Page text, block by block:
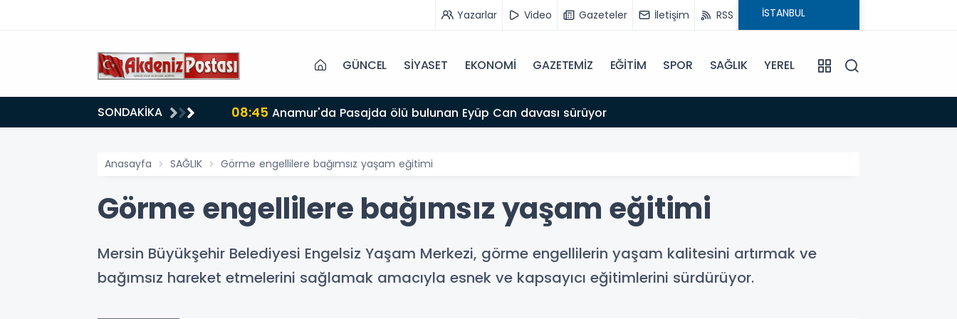
Yazarlar Video Gazeteler İletişim RSS
GÜNCEL SİYASET EKONOMİ GAZETEMİZ EĞİTİM SPOR SAĞLIK YEREL
SONDAKİKA 08:45 Anamur'da Pasajda ölü bulunan Eyüp Can davası sürüyor
Anasayfa SAĞLIK Görme engellilere bağımsız yaşam eğitimi
Görme engellilere bağımsız yaşam eğitimi
Mersin Büyükşehir Belediyesi Engelsiz Yaşam Merkezi, görme engellilerin yaşam kalitesini artırmak ve
bağımsız hareket etmelerini sağlamak amacıyla esnek ve kapsayıcı eğitimlerini sürdürüyor.